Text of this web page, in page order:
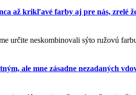
až krikľavé farby aj pre nás, zrelé
určite neskombinovali sýto ružovú
ale mne zásadne nezadaných